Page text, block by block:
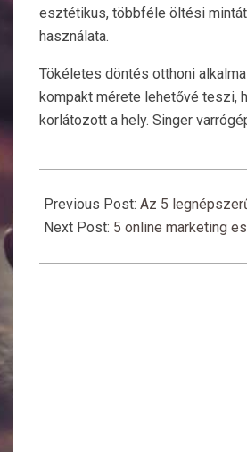
esztétikus, többféle öltési
használata.
Tökéletes döntés otthoni
kompakt mérete lehetővé teszi,
korlátozott a hely. Singer
01-
03
Previous Post: Az 5
Next Post: 5 online marketing